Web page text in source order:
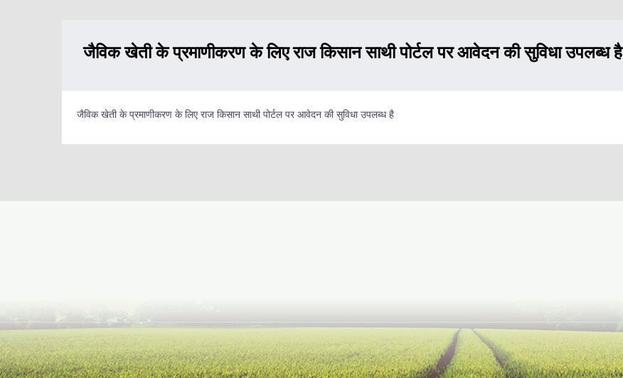
जैविक खेती के प्रमाणीकरण के लिए राज किसान साथी पोर्टल पर आवेदन की सुविधा उपलब्ध है
जैविक खेती के प्रमाणीकरण के लिए राज किसान साथी पोर्टल पर आवेदन की सुविधा उपलब्ध है